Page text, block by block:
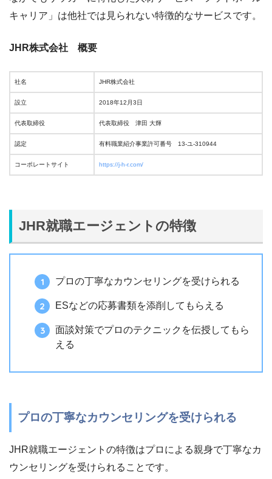
キャリア」は他社では見られない特徴的なサービスです。
JHR株式会社 概要
社名 JHR株式会社
設立 2018年12月3日
代表取締役 代表取締役 津田 大輝
認定 有料職業紹介事業許可番号 13-ユ-310944
コーポレートサイト https://j-h-r.com/
JHR就職エージェントの特徴
プロの丁寧なカウンセリングを受けられる
ESなどの応募書類を添削してもらえる
面談対策でプロのテクニックを伝授してもら
える
プロの丁寧なカウンセリングを受けられる
JHR就職エージェントの特徴はプロによる親身で丁寧なカ
ウンセリングを受けられることです。